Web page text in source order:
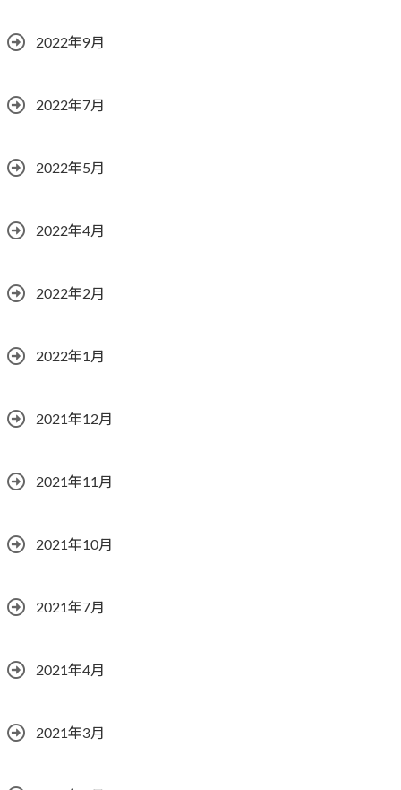
2022年9月
2022年7月
2022年5月
2022年4月
2022年2月
2022年1月
2021年12月
2021年11月
2021年10月
2021年7月
2021年4月
2021年3月